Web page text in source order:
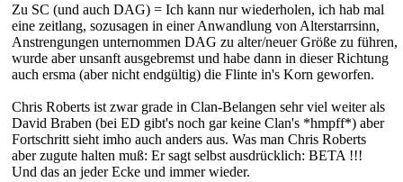
Zu SC (und auch DAG) = Ich kann nur wiederholen, ich hab mal
eine zeitlang, sozusagen in einer Anwandlung von Alterstarrsinn,
Anstrengungen unternommen DAG zu alter/neuer Größe zu führen,
wurde aber unsanft ausgebremst und habe dann in dieser Richtung
auch ersma (aber nicht endgültig) die Flinte in's Korn geworfen.
Chris Roberts ist zwar grade in Clan-Belangen sehr viel weiter als
David Braben (bei ED gibt's noch gar keine Clan's *hmpff*) aber
Fortschritt sieht imho auch anders aus. Was man Chris Roberts
aber zugute halten muß: Er sagt selbst ausdrücklich: BETA !!!
Und das an jeder Ecke und immer wieder.